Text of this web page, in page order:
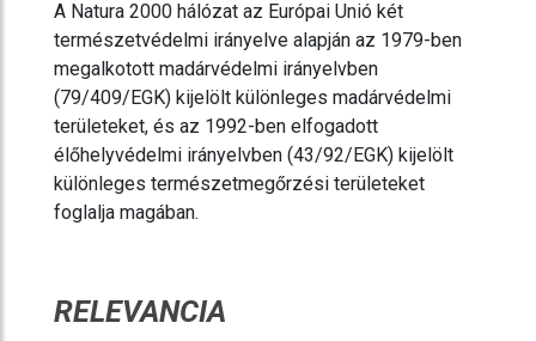
A Natura 2000 hálózat az Európai Unió két
természetvédelmi irányelve alapján az 1979-ben
megalkotott madárvédelmi irányelvben
(79/409/EGK) kijelölt különleges madárvédelmi
területeket, és az 1992-ben elfogadott
élőhelyvédelmi irányelvben (43/92/EGK) kijelölt
különleges természetmegőrzési területeket
foglalja magában.
RELEVANCIA